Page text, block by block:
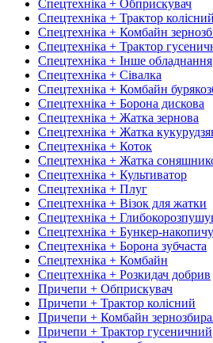
Спецтехніка + Обприскувач
Спецтехніка + Трактор колісний
Спецтехніка + Комбайн
Спецтехніка + Трактор
Спецтехніка + Інше обладнання
Спецтехніка + Сівалка
Спецтехніка + Комбайн
Спецтехніка + Борона дискова
Спецтехніка + Жатка зернова
Спецтехніка + Жатка
Спецтехніка + Коток
Спецтехніка + Жатка
Спецтехніка + Культиватор
Спецтехніка + Плуг
Спецтехніка + Візок для жатки
Спецтехніка +
Спецтехніка + Бункер-
Спецтехніка + Борона зубчаста
Спецтехніка + Комбайн
Спецтехніка + Розкидач добрив
Причепи + Обприскувач
Причепи + Трактор колісний
Причепи + Комбайн
Причепи + Трактор гусеничний